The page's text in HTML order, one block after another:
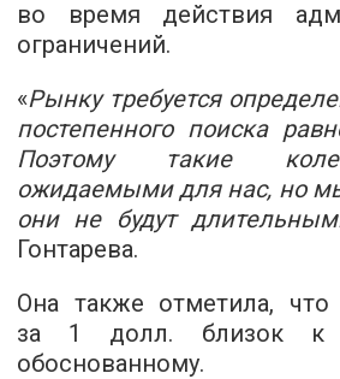
во время действия
ограничений.
«Рынку требуется
постепенного поиска
Поэтому такие
ожидаемыми для нас, но
они не будут
Гонтарева.
Она также отметила, что
за 1 долл. близок к
обоснованному.